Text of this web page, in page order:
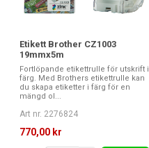
Etikett Brother CZ1003
19mmx5m
Fortlöpande etikettrulle för utskrift i
färg. Med Brothers etikettrulle kan
du skapa etiketter i färg för en
mängd ol...
Art nr. 2276824
770,00 kr